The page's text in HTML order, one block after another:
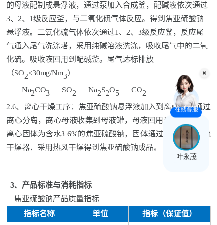
的母液配制成悬浮液，通过泵加入合成釜， 配碱液依次通过
3、 2、 1级反应釜，与二氧化硫气体反应。得到焦亚硫酸钠
悬浮液。 二氧化硫气体依次通过1 、 2、3级反应釜，反应尾
气通入尾气洗涤塔，采用纯碱溶液洗涤， 吸收尾气中的二氧
化硫。吸收液回用到配碱釜。尾气达标排放
（SO2≤30mg/Nm3）
Na2CO3 + SO2 = Na2S2O5 + CO2
2.6、 离心干燥工序：焦亚硫酸钠悬浮液加入到离心机，通过
离心分离， 离心母液收集到母液罐， 母液回用到配碱岗位。
离心固体为含水3-6%的焦亚硫酸钠， 固体通过绞龙加入气流
干燥器，采用热风干燥得到焦亚硫酸钠成品。
3、产品标准与消耗指标
焦亚硫酸钠产品质量指标
指标名称
单位
指标（保证值）
在线客服
叶永茂